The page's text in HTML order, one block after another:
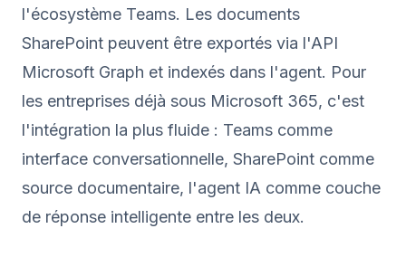
l'écosystème Teams. Les documents
SharePoint peuvent être exportés via l'API
Microsoft Graph et indexés dans l'agent. Pour
les entreprises déjà sous Microsoft 365, c'est
l'intégration la plus fluide : Teams comme
interface conversationnelle, SharePoint comme
source documentaire, l'agent IA comme couche
de réponse intelligente entre les deux.